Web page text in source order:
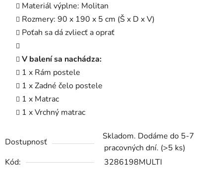
Materiál výplne: Molitan
Rozmery: 90 x 190 x 5 cm (Š x D x V)
Poťah sa dá zvliecť a oprať
V balení sa nachádza:
1 x Rám postele
1 x Zadné čelo postele
1 x Matrac
1 x Vrchný matrac
Dostupnosť
Skladom. Dodáme do 5-7
pracovných dní. (>5 ks)
Kód:
3286198MULTI